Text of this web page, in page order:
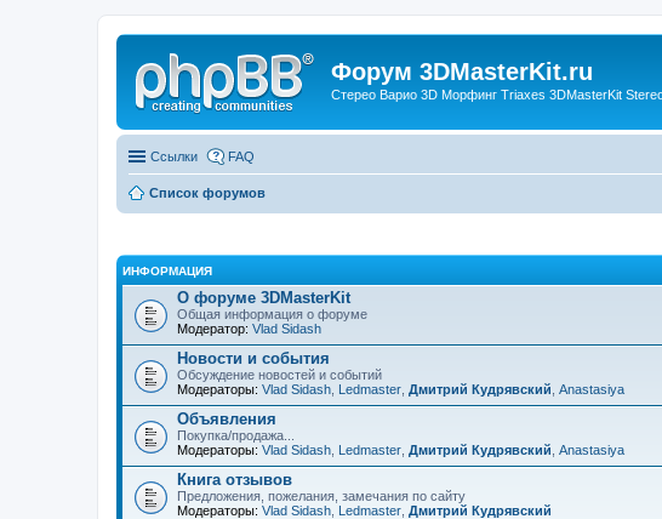
Форум 3DMasterKit.ru
Стерео Варио 3D Морфинг Triaxes 3DMasterKit
Ссылки FAQ
Список форумов
ИНФОРМАЦИЯ
О форуме 3DMasterKit
Общая информация о форуме
Модератор: Vlad Sidash
Новости и события
Обсуждение новостей и событий
Модераторы: Vlad Sidash Ledmaster Дмитрий Кудрявский Anastasiya
Объявления
Покупка/продажа...
Модераторы: Vlad Sidash Ledmaster Дмитрий Кудрявский Anastasiya
Книга отзывов
Предложения, пожелания, замечания по сайту
Модераторы: Vlad Sidash Ledmaster Дмитрий Кудрявский